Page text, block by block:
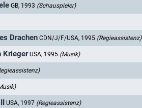
GB, 1993 (Schauspieler)
Drachen CDN/J/F/USA, 1995 (Regieassistenz)
Krieger USA, 1995 (Musik)
USA, 1997 (Regieassistenz)